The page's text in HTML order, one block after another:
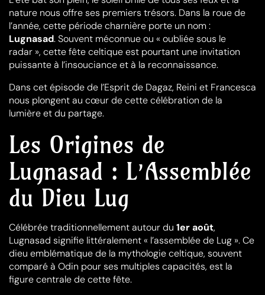
nature nous offre ses premiers trésors. Dans la roue de
l’année, cette période charnière porte un nom :
Lugnasad. Souvent méconnue ou « oubliée sous le
radar », cette fête celtique est pourtant une invitation
puissante à l’insouciance et à la reconnaissance.
Dans cet épisode de l’Esprit de Dagaz, Reini et Francesca
nous plongent au cœur de cette célébration de la
lumière et du partage.
Les Origines de
Lugnasad : L’Assemblée
du Dieu Lug
Célébrée traditionnellement autour du 1er août,
Lugnasad signifie littéralement « l’assemblée de Lug ». Ce
dieu emblématique de la mythologie celtique, souvent
comparé à Odin pour ses multiples capacités, est la
figure centrale de cette fête.